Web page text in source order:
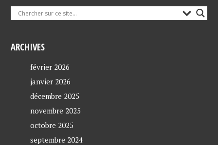
ARCHIVES
février 2026
janvier 2026
décembre 2025
novembre 2025
octobre 2025
septembre 2024